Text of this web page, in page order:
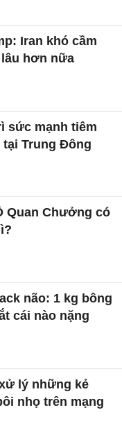
Iran khó cầm
hơn nữa
sức mạnh tiêm
tại Trung Đông
Quan Chưởng có
não: 1 kg bông
cái nào nặng
lý những kẻ
nhọ trên mạng